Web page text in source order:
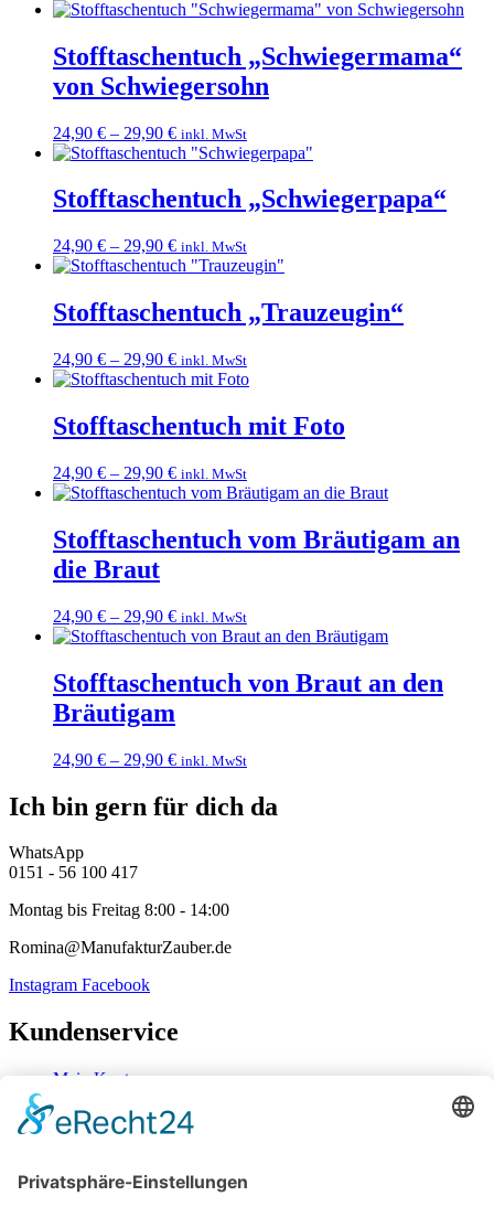
Stofftaschentuch „Schwiegermama“
von Schwiegersohn
24,90 € – 29,90 € inkl. MwSt
Stofftaschentuch „Schwiegerpapa“
24,90 € – 29,90 € inkl. MwSt
Stofftaschentuch „Trauzeugin“
24,90 € – 29,90 € inkl. MwSt
Stofftaschentuch mit Foto
24,90 € – 29,90 € inkl. MwSt
Stofftaschentuch vom Bräutigam an
die Braut
24,90 € – 29,90 € inkl. MwSt
Stofftaschentuch von Braut an den
Bräutigam
24,90 € – 29,90 € inkl. MwSt
Ich bin gern für dich da
WhatsApp
0151 - 56 100 417
Montag bis Freitag 8:00 - 14:00
Romina@ManufakturZauber.de
Instagram Facebook
Kundenservice
Mein Konto
Zahlung & Versand
Widerrufsbelehrung
Mein Konto
Kontakt